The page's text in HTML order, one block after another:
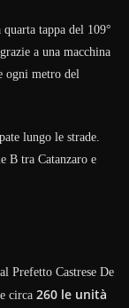
tappa del 109°
a una macchina
ogni metro del
lungo le strade.
B tra Catanzaro e
Prefetto Castrese De
circa 260 le unità